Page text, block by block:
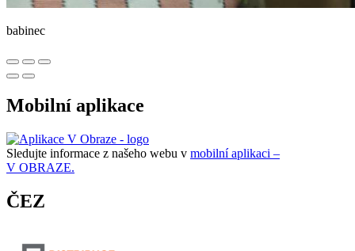
babinec
Mobilní aplikace
Sledujte informace z našeho webu v mobilní aplikaci –
V OBRAZE.
ČEZ